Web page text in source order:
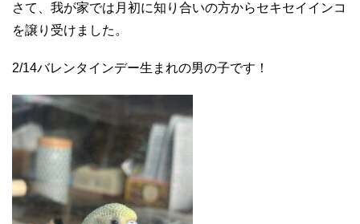
さて、我が家では月初に知り合いの方からセキセイインコ
を譲り受けました。
2/14バレンタインデー生まれの男の子です！